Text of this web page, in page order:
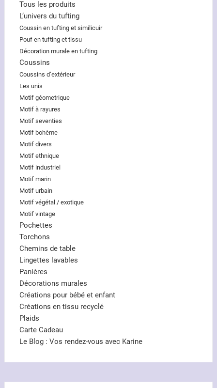
Tous les produits
L’univers du tufting
Coussin en tufting et similicuir
Pouf en tufting et tissu
Décoration murale en tufting
Coussins
Coussins d’extérieur
Les unis
Motif géometrique
Motif à rayures
Motif seventies
Motif bohème
Motif divers
Motif ethnique
Motif industriel
Motif marin
Motif urbain
Motif végétal / exotique
Motif vintage
Pochettes
Torchons
Chemins de table
Lingettes lavables
Panières
Décorations murales
Créations pour bébé et enfant
Créations en tissu recyclé
Plaids
Carte Cadeau
Le Blog : Vos rendez-vous avec Karine